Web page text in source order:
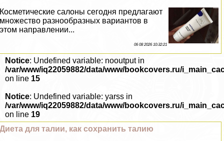
Косметические салоны сегодня предлагают
множество разнообразных вариантов в
этом направлении...
06 08 2026 10:32:21
Notice: Undefined variable: nooutput in
/var/www/iq22059882/data/www/bookcovers.ru/
on line 15
Notice: Undefined variable: yarss in
/var/www/iq22059882/data/www/bookcovers.ru/
on line 19
Диета для талии, как сохранить талию